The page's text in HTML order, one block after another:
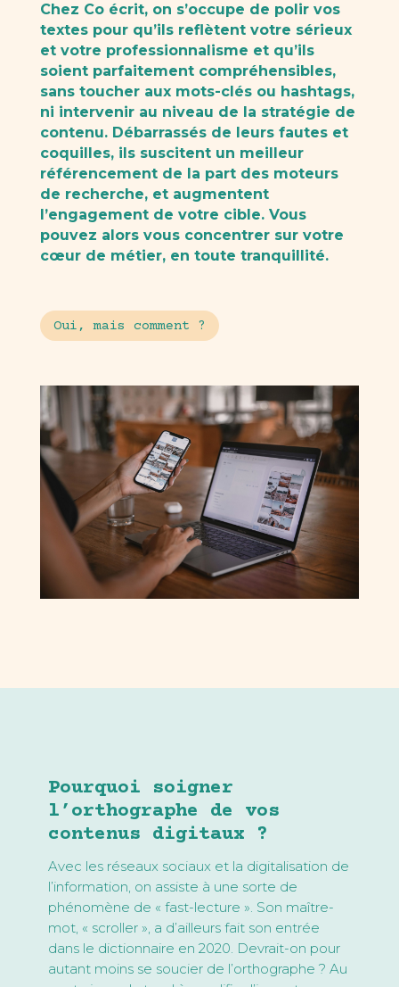
Chez Co écrit, on s’occupe de polir vos
textes pour qu’ils reflètent votre sérieux
et votre professionnalisme et qu’ils
soient parfaitement compréhensibles,
sans toucher aux mots-clés ou hashtags,
ni intervenir au niveau de la stratégie de
contenu. Débarrassés de leurs fautes et
coquilles, ils suscitent un meilleur
référencement de la part des moteurs
de recherche, et augmentent
l’engagement de votre cible. Vous
pouvez alors vous concentrer sur votre
cœur de métier, en toute tranquillité.
Oui, mais comment ?
Pourquoi soigner
l’orthographe de vos
contenus digitaux ?
Avec les réseaux sociaux et la digitalisation de
l’information, on assiste à une sorte de
phénomène de « fast-lecture ». Son maître-
mot, « scroller », a d’ailleurs fait son entrée
dans le dictionnaire en 2020. Devrait-on pour
autant moins se soucier de l’orthographe ? Au